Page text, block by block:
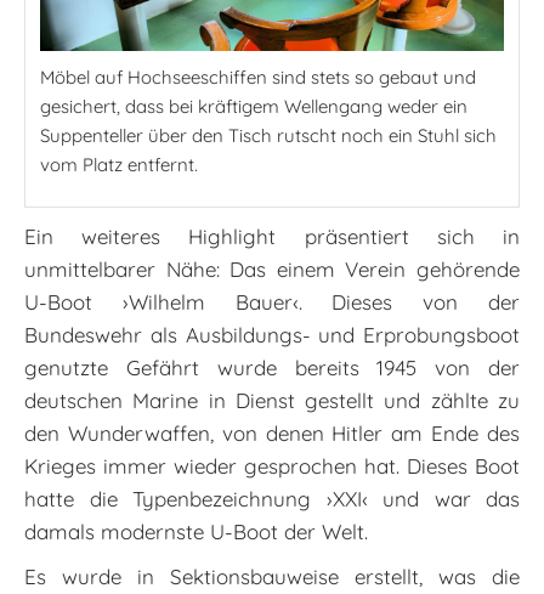
Möbel auf Hochseeschiffen sind stets so gebaut und
gesichert, dass bei kräftigem Wellengang weder ein
Suppenteller über den Tisch rutscht noch ein Stuhl sich
vom Platz entfernt.
Ein weiteres Highlight präsentiert sich in
unmittelbarer Nähe: Das einem Verein gehörende
U-Boot ›Wilhelm Bauer‹. Dieses von der
Bundeswehr als Ausbildungs- und Erprobungsboot
genutzte Gefährt wurde bereits 1945 von der
deutschen Marine in Dienst gestellt und zählte zu
den Wunderwaffen, von denen Hitler am Ende des
Krieges immer wieder gesprochen hat. Dieses Boot
hatte die Typenbezeichnung ›XXI‹ und war das
damals modernste U-Boot der Welt.
Es wurde in Sektionsbauweise erstellt, was die